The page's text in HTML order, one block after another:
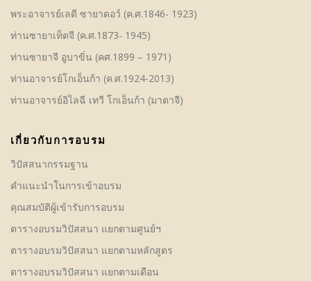
พระอาจารย์เลดี ซายาดอว์ (ค.ศ.1846- 1923)
ท่านซายาเท็ตจี (ค.ศ.1873- 1945)
ท่านซายาจี อูบาขิ่น (คศ.1899 – 1971)
ท่านอาจารย์โกเอ็นก้า (ค.ศ.1924-2013)
ท่านอาจารย์อิไลฉี เทวี โกเอ็นก้า (มาตาจี)
เกี่ยวกับการอบรม
วิปัสสนากรรมฐาน
คําแนะนำในการเข้าอบรม
คุณสมบัติผู้เข้ารับการอบรม
ตารางอบรมวิปัสสนา แยกตามศูนย์ฯ
ตารางอบรมวิปัสสนา แยกตามหลักสูตร
ตารางอบรมวิปัสสนา แยกตามเดือน